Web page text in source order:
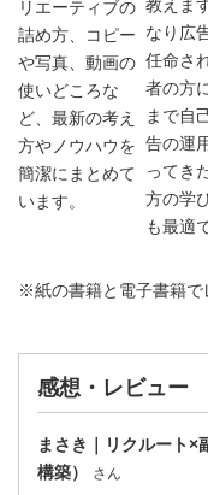
リエーティブの
詰め方、コピー
や写真、動画の
使いどころな
ど、最新の考え
方やノウハウを
簡潔にまとめて
います。
教えま
なり広
任命さ
者の方
まで自
告の運
ってき
方の学
も最適
※紙の書籍と電子書籍で
感想・レビュー
まさき｜リクルート×
構築）
さん